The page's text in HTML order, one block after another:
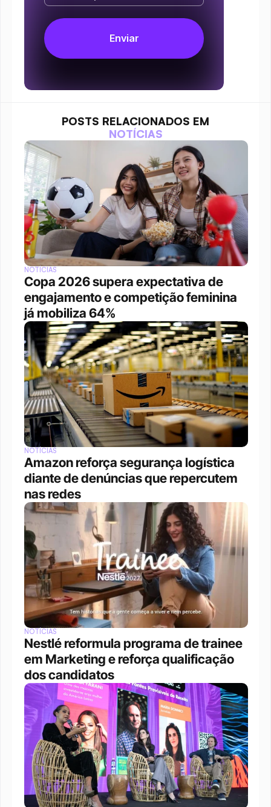
POSTS RELACIONADOS EM
NOTÍCIAS
NOTÍCIAS
Copa 2026 supera expectativa de
engajamento e competição feminina
já mobiliza 64%
NOTÍCIAS
Amazon reforça segurança logística
diante de denúncias que repercutem
nas redes
NOTÍCIAS
Nestlé reformula programa de trainee
em Marketing e reforça qualificação
dos candidatos